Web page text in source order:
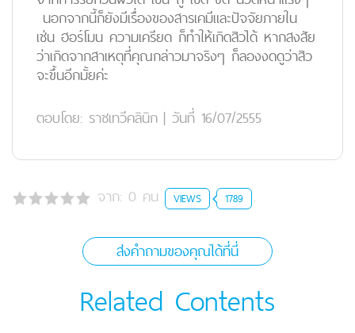
นอกจากนี้ก็ยังมีเรื่องของสารเคมีและปัจจัยภายใน
เช่น ฮอร์โมน ความเครียด ก็ทำให้เกิดสิวได้ หากสงสัย
ว่าเกิดจากสาเหตุที่คุณกล่าวมาจริงๆ ก็ลองงดดูว่าสิว
จะขึ้นอีกมั้ยค่ะ
ตอบโดย: ราชเทวีคลินิก | วันที่ 16/07/2555
จาก: 0 คน VIEWS 1789
ส่งคำถามของคุณได้ที่นี่
Related Contents